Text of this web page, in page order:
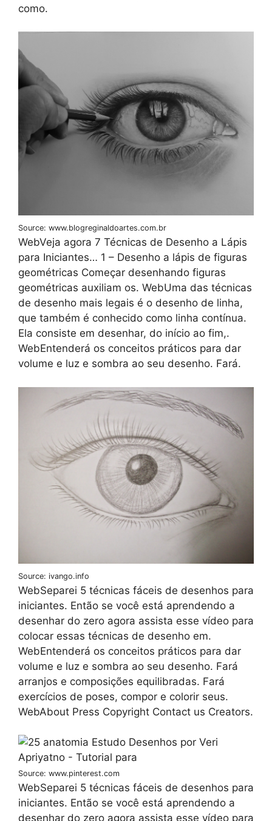
como.
Source: www.blogreginaldoartes.com.br
WebVeja agora 7 Técnicas de Desenho a Lápis
para Iniciantes… 1 – Desenho a lápis de figuras
geométricas Começar desenhando figuras
geométricas auxiliam os. WebUma das técnicas
de desenho mais legais é o desenho de linha,
que também é conhecido como linha contínua.
Ela consiste em desenhar, do início ao fim,.
WebEntenderá os conceitos práticos para dar
volume e luz e sombra ao seu desenho. Fará.
Source: ivango.info
WebSeparei 5 técnicas fáceis de desenhos para
iniciantes. Então se você está aprendendo a
desenhar do zero agora assista esse vídeo para
colocar essas técnicas de desenho em.
WebEntenderá os conceitos práticos para dar
volume e luz e sombra ao seu desenho. Fará
arranjos e composições equilibradas. Fará
exercícios de poses, compor e colorir seus.
WebAbout Press Copyright Contact us Creators.
Source: www.pinterest.com
WebSeparei 5 técnicas fáceis de desenhos para
iniciantes. Então se você está aprendendo a
desenhar do zero agora assista esse vídeo para